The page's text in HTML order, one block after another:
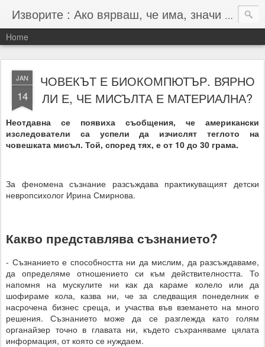
Изворите : Ако вярваш, че има, значи има :-)
Home
JAN
14
ЧОВЕКЪТ Е БИОКОМПЮТЪР. ВЯРНО
ЛИ Е, ЧЕ МИСЪЛТА Е МАТЕРИАЛНА?
Неотдавна се появиха съобщения, че американски
изследователи са успели да изчислят теглото на
човешката мисъл. Той, според тях, е от 10 до 30 грама.
За феномена съзнание разсъждава практикуващият детски
невропсихолог Ирина Смирнова.
Какво представлява съзнанието?
- Съзнанието е способността ни да мислим, да разсъждаваме,
да определяме отношението си към действителността. То
напомня на мускулите ни как да караме колело или да
шофираме кола, казва ни, че за следващия понеделник е
насрочена бизнес среща, и участва във вземането на много
решения. Съзнанието може да се разглежда като голям
органайзер точно в главата ни, където съхраняваме цялата
информация, от която се нуждаем.